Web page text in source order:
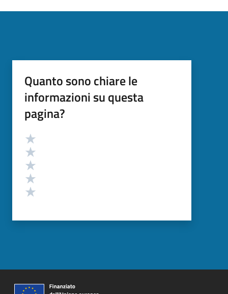
Quanto sono chiare le
informazioni su questa
pagina?
Valutazione